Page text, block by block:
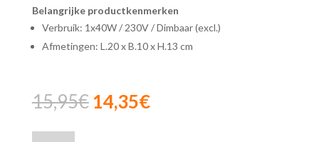
Belangrijke productkenmerken
Verbruik: 1x40W / 230V / Dimbaar (excl.)
Afmetingen: L.20 x B.10 x H.13 cm
15,95€ Oorspronkelijke
prijs
14,35€Huidige